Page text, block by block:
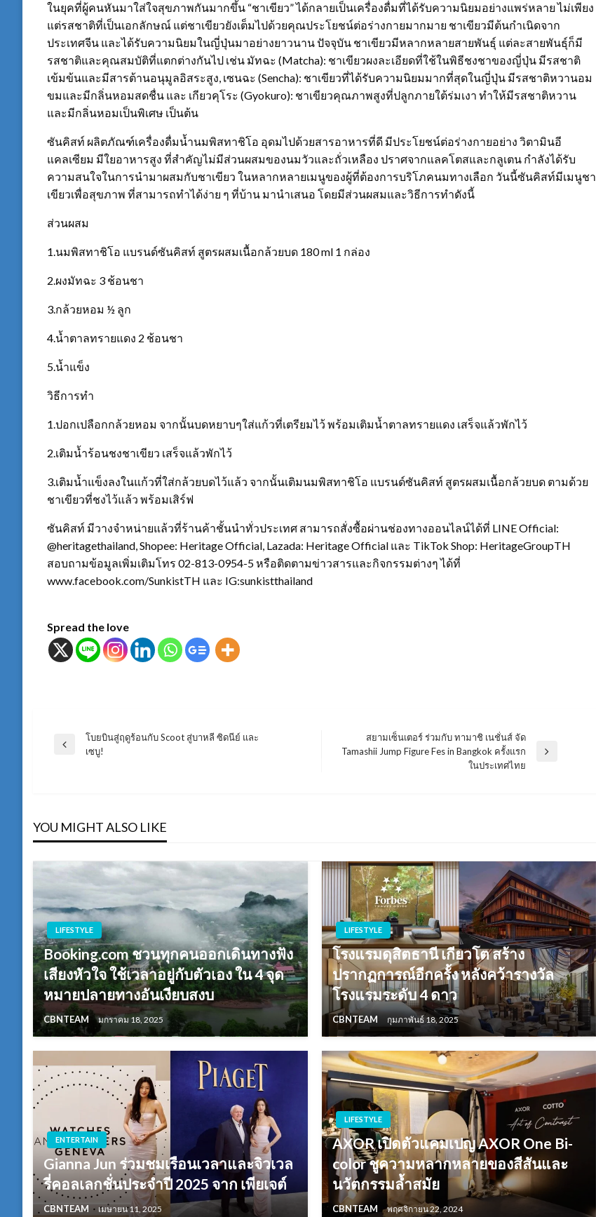
ในยุคที่ผู้คนหันมาใส่ใจสุขภาพกันมากขึ้น “ชาเขียว” ได้กลายเป็นเครื่องดื่มที่ได้รับความนิยมอย่างแพร่หลาย ไม่เพียง
แต่รสชาติที่เป็นเอกลักษณ์ แต่ชาเขียวยังเต็มไปด้วยคุณประโยชน์ต่อร่างกายมากมาย ชาเขียวมีต้นกำเนิดจาก
ประเทศจีน และได้รับความนิยมในญี่ปุ่นมาอย่างยาวนาน ปัจจุบัน ชาเขียวมีหลากหลายสายพันธุ์ แต่ละสายพันธุ์ก็มี
รสชาติและคุณสมบัติที่แตกต่างกันไป เช่น มัทฉะ (Matcha): ชาเขียวผงละเอียดที่ใช้ในพิธีชงชาของญี่ปุ่น มีรสชาติ
เข้มข้นและมีสารต้านอนุมูลอิสระสูง, เซนฉะ (Sencha): ชาเขียวที่ได้รับความนิยมมากที่สุดในญี่ปุ่น มีรสชาติหวานอม
ขมและมีกลิ่นหอมสดชื่น และ เกียวคุโระ (Gyokuro): ชาเขียวคุณภาพสูงที่ปลูกภายใต้ร่มเงา ทำให้มีรสชาติหวาน
และมีกลิ่นหอมเป็นพิเศษ เป็นต้น
ซันคิสท์ ผลิตภัณฑ์เครื่องดื่มน้ำนมพิสทาชิโอ อุดมไปด้วยสารอาหารที่ดี มีประโยชน์ต่อร่างกายอย่าง วิตามินอี
แคลเซียม มีใยอาหารสูง ที่สำคัญไม่มีส่วนผสมของนมวัวและถั่วเหลือง ปราศจากแลคโตสและกลูเตน กำลังได้รับ
ความสนใจในการนำมาผสมกับชาเขียว ในหลากหลายเมนูของผู้ที่ต้องการบริโภคนมทางเลือก วันนี้ซันคิสท์มีเมนูชา
เขียวเพื่อสุขภาพ ที่สามารถทำได้ง่าย ๆ ที่บ้าน มานำเสนอ โดยมีส่วนผสมและวิธีการทำดังนี้
ส่วนผสม
1.นมพิสทาชิโอ แบรนด์ซันคิสท์ สูตรผสมเนื้อกล้วยบด 180 ml 1 กล่อง
2.ผงมัทฉะ 3 ช้อนชา
3.กล้วยหอม ½ ลูก
4.น้ำตาลทรายแดง 2 ช้อนชา
5.น้ำแข็ง
วิธีการทำ
1.ปอกเปลือกกล้วยหอม จากนั้นบดหยาบๆใส่แก้วที่เตรียมไว้ พร้อมเติมน้ำตาลทรายแดง เสร็จแล้วพักไว้
2.เติมน้ำร้อนชงชาเขียว เสร็จแล้วพักไว้
3.เติมน้ำแข็งลงในแก้วที่ใส่กล้วยบดไว้แล้ว จากนั้นเติมนมพิสทาชิโอ แบรนด์ซันคิสท์ สูตรผสมเนื้อกล้วยบด ตามด้วย
ชาเขียวที่ชงไว้แล้ว พร้อมเสิร์ฟ
ซันคิสท์ มีวางจำหน่ายแล้วที่ร้านค้าชั้นนำทั่วประเทศ สามารถสั่งซื้อผ่านช่องทางออนไลน์ได้ที่ LINE Official:
@heritagethailand, Shopee: Heritage Official, Lazada: Heritage Official และ TikTok Shop: HeritageGroupTH
สอบถามข้อมูลเพิ่มเติมโทร 02-813-0954-5 หรือติดตามข่าวสารและกิจกรรมต่างๆ ได้ที่
www.facebook.com/SunkistTH และ IG:sunkistthailand
Spread the love
แนะแนว
Previous
โบยบินสู่ฤดูร้อนกับ Scoot สู่บาหลี ซิดนีย์ และ
เซบู!
Next
สยามเซ็นเตอร์ ร่วมกับ ทามาชิ เนชั่นส์ จัด
Tamashii Jump Figure Fes in Bangkok ครั้งแรก
ในประเทศไทย
YOU MIGHT ALSO LIKE
LIFESTYLE
Booking.com ชวนทุกคนออกเดินทางฟัง
เสียงหัวใจ ใช้เวลาอยู่กับตัวเอง ใน 4 จุด
หมายปลายทางอันเงียบสงบ
CBNTEAM มกราคม 18, 2025
LIFESTYLE
โรงแรมดุสิตธานี เกียวโต สร้าง
ปรากฏการณ์อีกครั้ง หลังคว้ารางวัล
โรงแรมระดับ 4 ดาว
CBNTEAM กุมภาพันธ์ 18, 2025
ENTERTAIN
Gianna Jun ร่วมชมเรือนเวลาและจิวเวล
รี่คอลเลกชั่นประจำปี 2025 จาก เพียเจต์
CBNTEAM เมษายน 11, 2025
LIFESTYLE
AXOR เปิดตัวแคมเปญ AXOR One Bi-
color ชูความหลากหลายของสีสันและ
นวัตกรรมล้ำสมัย
CBNTEAM พฤศจิกายน 22, 2024